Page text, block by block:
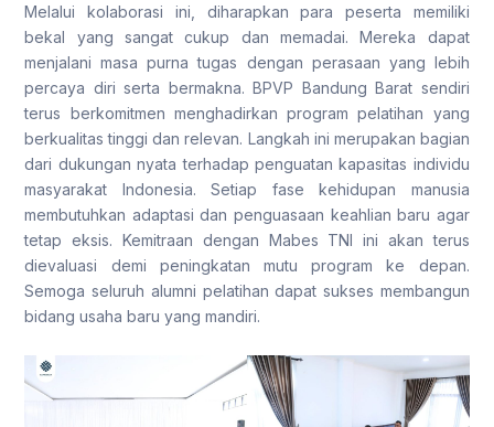
Melalui kolaborasi ini, diharapkan para peserta memiliki
bekal yang sangat cukup dan memadai. Mereka dapat
menjalani masa purna tugas dengan perasaan yang lebih
percaya diri serta bermakna. BPVP Bandung Barat sendiri
terus berkomitmen menghadirkan program pelatihan yang
berkualitas tinggi dan relevan. Langkah ini merupakan bagian
dari dukungan nyata terhadap penguatan kapasitas individu
masyarakat Indonesia. Setiap fase kehidupan manusia
membutuhkan adaptasi dan penguasaan keahlian baru agar
tetap eksis. Kemitraan dengan Mabes TNI ini akan terus
dievaluasi demi peningkatan mutu program ke depan.
Semoga seluruh alumni pelatihan dapat sukses membangun
bidang usaha baru yang mandiri.